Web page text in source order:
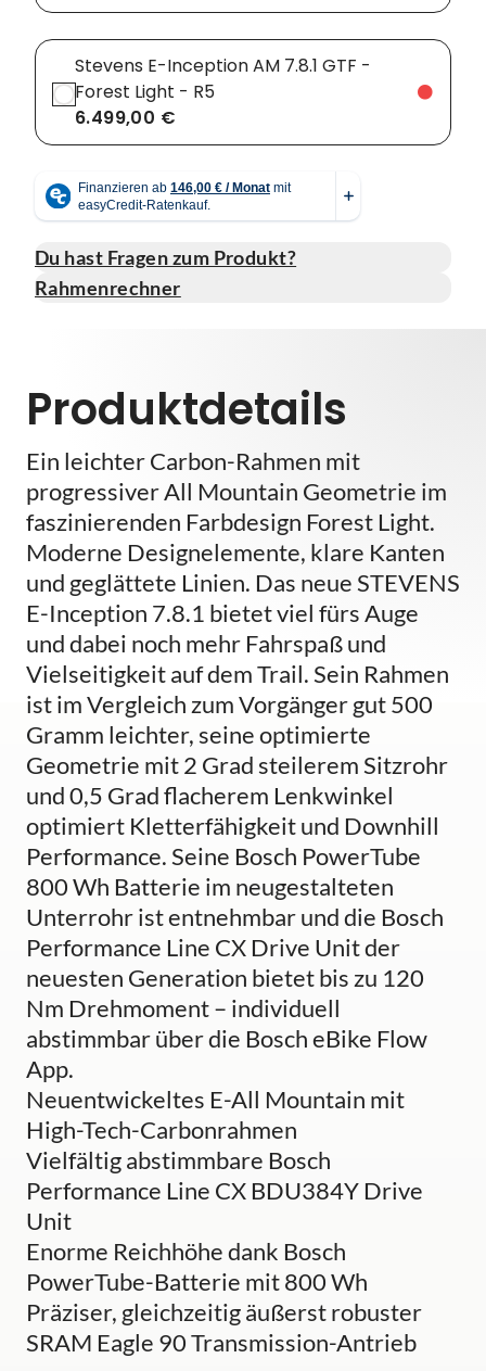
Stevens E-Inception AM 7.8.1 GTF -
Forest Light - R5
6.499,00 €
Du hast Fragen zum Produkt?
Rahmenrechner
Produktdetails
Ein leichter Carbon-Rahmen mit
progressiver All Mountain Geometrie im
faszinierenden Farbdesign Forest Light.
Moderne Designelemente, klare Kanten
und geglättete Linien. Das neue STEVENS
E-Inception 7.8.1 bietet viel fürs Auge
und dabei noch mehr Fahrspaß und
Vielseitigkeit auf dem Trail. Sein Rahmen
ist im Vergleich zum Vorgänger gut 500
Gramm leichter, seine optimierte
Geometrie mit 2 Grad steilerem Sitzrohr
und 0,5 Grad flacherem Lenkwinkel
optimiert Kletterfähigkeit und Downhill
Performance. Seine Bosch PowerTube
800 Wh Batterie im neugestalteten
Unterrohr ist entnehmbar und die Bosch
Performance Line CX Drive Unit der
neuesten Generation bietet bis zu 120
Nm Drehmoment – individuell
abstimmbar über die Bosch eBike Flow
App.
Neuentwickeltes E-All Mountain mit
High-Tech-Carbonrahmen
Vielfältig abstimmbare Bosch
Performance Line CX BDU384Y Drive
Unit
Enorme Reichhöhe dank Bosch
PowerTube-Batterie mit 800 Wh
Präziser, gleichzeitig äußerst robuster
SRAM Eagle 90 Transmission-Antrieb